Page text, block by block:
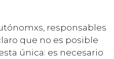
responsables
que no es posible
única: es necesario